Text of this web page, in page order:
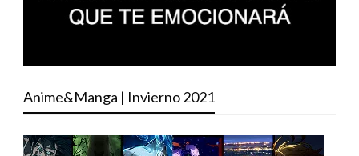
Anime&Manga | Invierno 2021